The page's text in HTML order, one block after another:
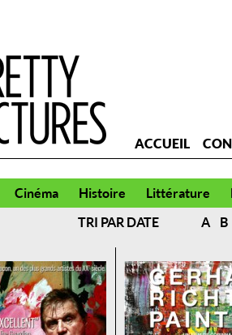
ACCUEIL
Cinéma Histoire Littérature
TRI PAR DATE A B